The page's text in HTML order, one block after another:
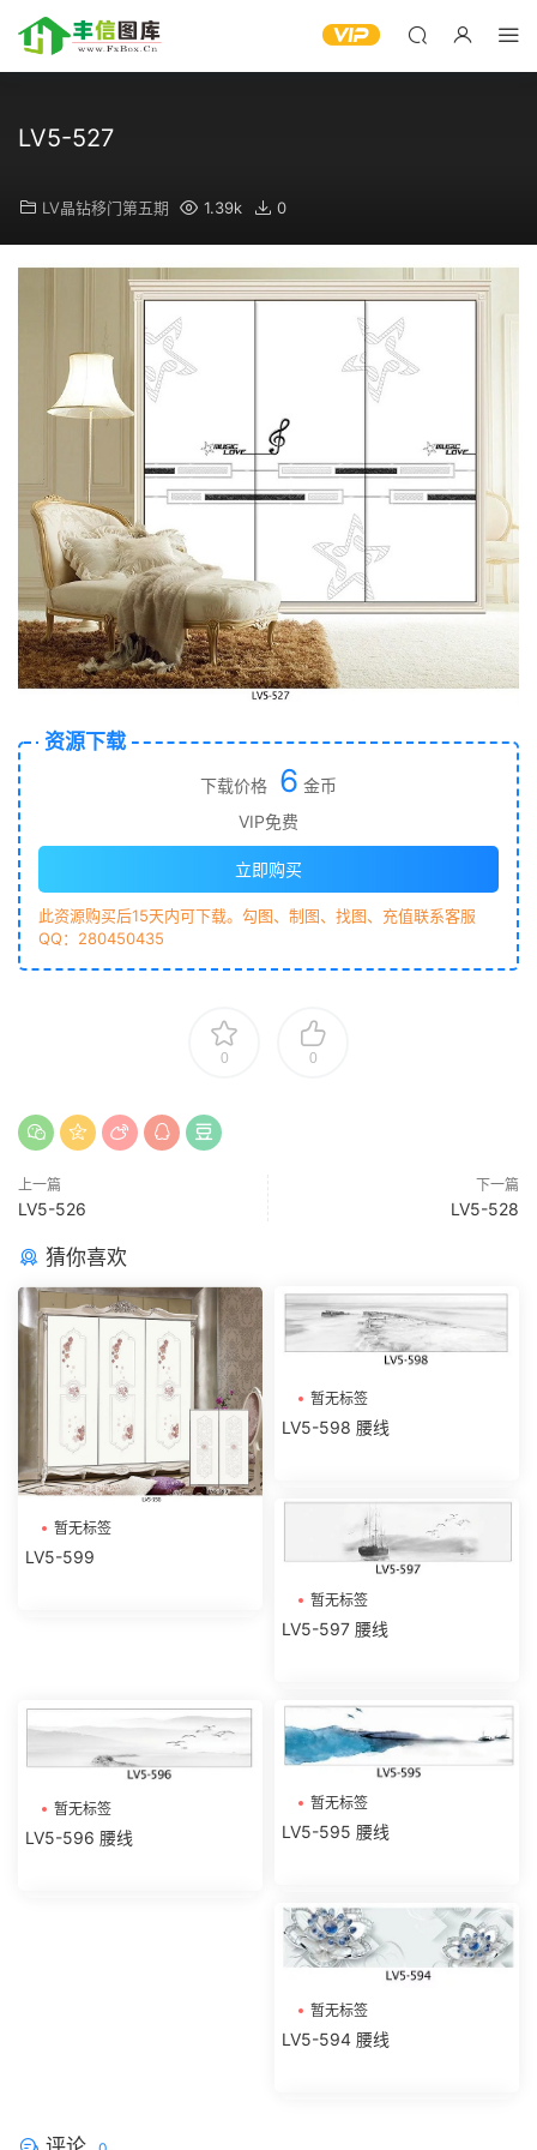
LV5-527
LV晶钻移门第五期 1.39k 0
资源下载
下载价格 6 金币
VIP免费
立即购买
此资源购买后15天内可下载。勾图、制图、找图、充值联系客服
QQ：280450435
0 0
上一篇
LV5-526
下一篇
LV5-528
猜你喜欢
暂无标签
LV5-599
暂无标签
LV5-598 腰线
暂无标签
LV5-597 腰线
暂无标签
LV5-596 腰线
暂无标签
LV5-595 腰线
暂无标签
LV5-594 腰线